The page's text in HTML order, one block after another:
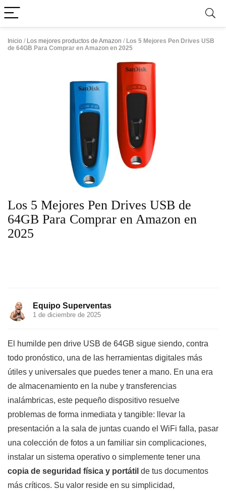
Inicio / Los mejores productos de Amazon / Los 5 Mejores Pen Drives USB
de 64GB Para Comprar en Amazon en 2025
Los 5 Mejores Pen Drives USB de
64GB Para Comprar en Amazon en
2025
Equipo Superventas
1 de diciembre de 2025
El humilde pen drive USB de 64GB sigue siendo, contra
todo pronóstico, una de las herramientas digitales más
útiles y universales que puedes tener a mano. En una era
de almacenamiento en la nube y transferencias
inalámbricas, este pequeño dispositivo resuelve
problemas de forma inmediata y tangible: llevar la
presentación a la sala de juntas cuando el WiFi falla, pasar
una colección de fotos a un familiar sin complicaciones,
instalar un sistema operativo o simplemente tener una
copia de seguridad física y portátil de tus documentos
más críticos. Su valor reside en su simplicidad,